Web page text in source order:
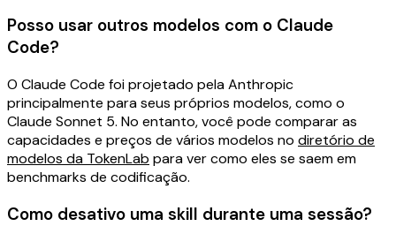
Posso usar outros modelos com o Claude
Code?
O Claude Code foi projetado pela Anthropic
principalmente para seus próprios modelos, como o
Claude Sonnet 5. No entanto, você pode comparar as
capacidades e preços de vários modelos no diretório de
modelos da TokenLab para ver como eles se saem em
benchmarks de codificação.
Como desativo uma skill durante uma sessão?